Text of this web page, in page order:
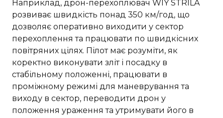
Наприклад, дрон-перехоплювач WIY STRILA
розвиває швидкість понад 350 км/год, що
дозволяє оперативно виходити у сектор
перехоплення та працювати по швидкісних
повітряних цілях. Пілот має розуміти, як
коректно виконувати зліт і посадку в
стабільному положенні, працювати в
проміжному режимі для маневрування та
виходу в сектор, переводити дрон у
положення ураження та утримувати його в